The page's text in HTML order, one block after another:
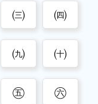
㈢ ㈣
㈨ ㈩
㊄ ㊅